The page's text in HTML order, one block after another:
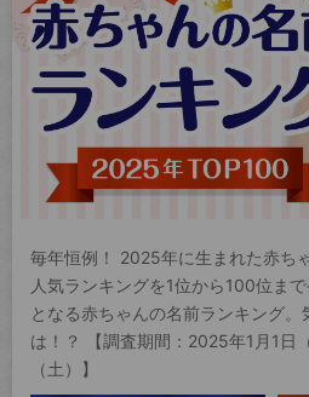
毎年恒例！ 2025年に生まれた赤ち
人気ランキングを1位から100位ま
となる赤ちゃんの名前ランキング
は！？ 【調査期間：2025年1月1日
（土）】